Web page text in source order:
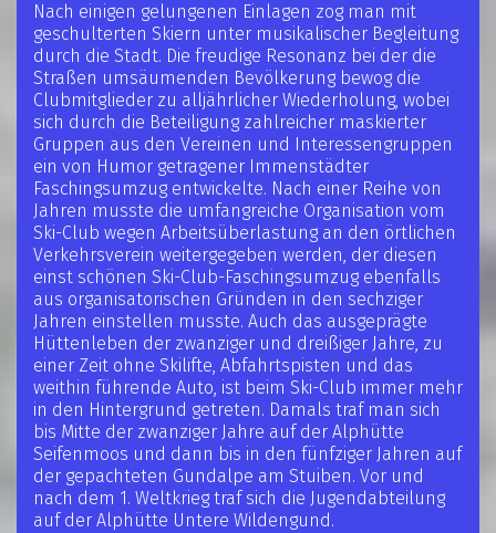
Nach einigen gelungenen Einlagen zog man mit
geschulterten Skiern unter musikalischer Begleitung
durch die Stadt. Die freudige Resonanz bei der die
Straßen umsäumenden Bevölkerung bewog die
Clubmitglieder zu alljährlicher Wiederholung, wobei
sich durch die Beteiligung zahlreicher maskierter
Gruppen aus den Vereinen und Interessengruppen
ein von Humor getragener Immenstädter
Faschingsumzug entwickelte. Nach einer Reihe von
Jahren musste die umfangreiche Organisation vom
Ski-Club wegen Arbeitsüberlastung an den örtlichen
Verkehrsverein weitergegeben werden, der diesen
einst schönen Ski-Club-Faschingsumzug ebenfalls
aus organisatorischen Gründen in den sechziger
Jahren einstellen musste. Auch das ausgeprägte
Hüttenleben der zwanziger und dreißiger Jahre, zu
einer Zeit ohne Skilifte, Abfahrtspisten und das
weithin führende Auto, ist beim Ski-Club immer mehr
in den Hintergrund getreten. Damals traf man sich
bis Mitte der zwanziger Jahre auf der Alphütte
Seifenmoos und dann bis in den fünfziger Jahren auf
der gepachteten Gundalpe am Stuiben. Vor und
nach dem 1. Weltkrieg traf sich die Jugendabteilung
auf der Alphütte Untere Wildengund.